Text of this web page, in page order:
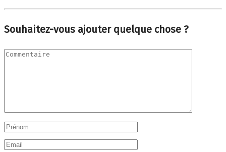
Souhaitez-vous ajouter quelque chose ?